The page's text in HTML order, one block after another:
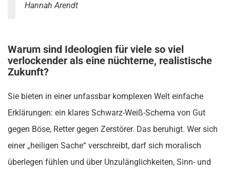
Hannah Arendt
Warum sind Ideologien für viele so viel
verlockender als eine nüchterne, realistische
Zukunft?
Sie bieten in einer unfassbar komplexen Welt einfache
Erklärungen: ein klares Schwarz-Weiß-Schema von Gut
gegen Böse, Retter gegen Zerstörer. Das beruhigt. Wer sich
einer „heiligen Sache“ verschreibt, darf sich moralisch
überlegen fühlen und über Unzulänglichkeiten, Sinn- und